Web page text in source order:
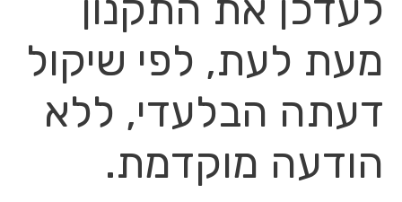
מעת לעת, לפי שיקול
דעתה הבלעדי, ללא
הודעה מוקדמת.